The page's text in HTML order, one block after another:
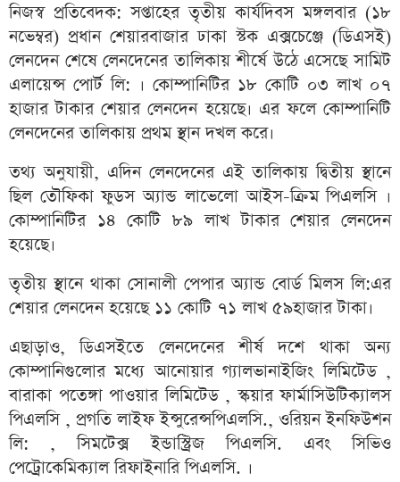
নিজস্ব প্রতিবেদক: সপ্তাহের তৃতীয় কার্যদিবস মঙ্গলবার (১৮
নভেম্বর) প্রধান শেয়ারবাজার ঢাকা স্টক এক্সচেঞ্জে (ডিএসই)
লেনদেন শেষে লেনদেনের তালিকায় শীর্ষে উঠে এসেছে সামিট
এলায়েন্স পোর্ট লি: । কোম্পানিটির ১৮ কোটি ০৩ লাখ ০৭
হাজার টাকার শেয়ার লেনদেন হয়েছে। এর ফলে কোম্পানিটি
লেনদেনের তালিকায় প্রথম স্থান দখল করে।
তথ্য অনুযায়ী, এদিন লেনদেনের এই তালিকায় দ্বিতীয় স্থানে
ছিল তৌফিকা ফুডস অ্যান্ড লাভেলো আইস-ক্রিম পিএলসি ।
কোম্পানিটির ১৪ কোটি ৮৯ লাখ টাকার শেয়ার লেনদেন
হয়েছে।
তৃতীয় স্থানে থাকা সোনালী পেপার অ্যান্ড বোর্ড মিলস লি:এর
শেয়ার লেনদেন হয়েছে ১১ কোটি ৭১ লাখ ৫৯হাজার টাকা।
এছাড়াও, ডিএসইতে লেনদেনের শীর্ষ দশে থাকা অন্য
কোম্পানিগুলোর মধ্যে আনোয়ার গ্যালভানাইজিং লিমিটেড ,
বারাকা পতেঙ্গা পাওয়ার লিমিটেড , স্কয়ার ফার্মাসিউটিক্যালস
পিএলসি , প্রগতি লাইফইন্সুরেন্সপিএলসি., ওরিয়ন ইনফিউশন
লি: , সিমটেক্স ইন্ডাস্ট্রিজ পিএলসি. এবং সিভিও
পেট্রোকেমিক্যাল রিফাইনারি পিএলসি. ।